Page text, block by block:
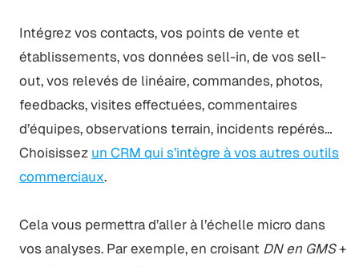
Intégrez vos contacts, vos points de vente et
établissements, vos données sell-in, de vos sell-
out, vos relevés de linéaire, commandes, photos,
feedbacks, visites effectuées, commentaires
d’équipes, observations terrain, incidents repérés…
Choisissez un CRM qui s’intègre à vos autres outils
commerciaux.
Cela vous permettra d’aller à l’échelle micro dans
vos analyses. Par exemple, en croisant DN en GMS+